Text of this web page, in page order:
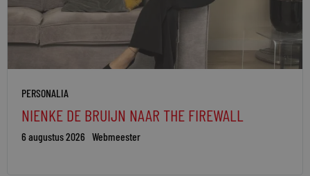
PERSONALIA
NIENKE DE BRUIJN NAAR THE FIREWALL
6 augustus 2026 Webmeester